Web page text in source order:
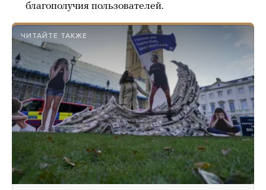
благополучия пользователей.
ЧИТАЙТЕ ТАКЖЕ